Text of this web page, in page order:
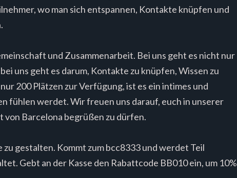
wo man sich entspannen, Kontakte knüpfen und
und Zusammenarbeit. Bei uns geht es nicht nur
uns geht es darum, Kontakte zu knüpfen, Wissen zu
200 Plätzen zur Verfügung, ist es ein intimes und
fühlen werdet. Wir freuen uns darauf, euch in unserer
Barcelona begrüßen zu dürfen.
gestalten. Kommt zum bcc8333 und werdet Teil
Gebt an der Kasse den Rabattcode BB010 ein, um 10%